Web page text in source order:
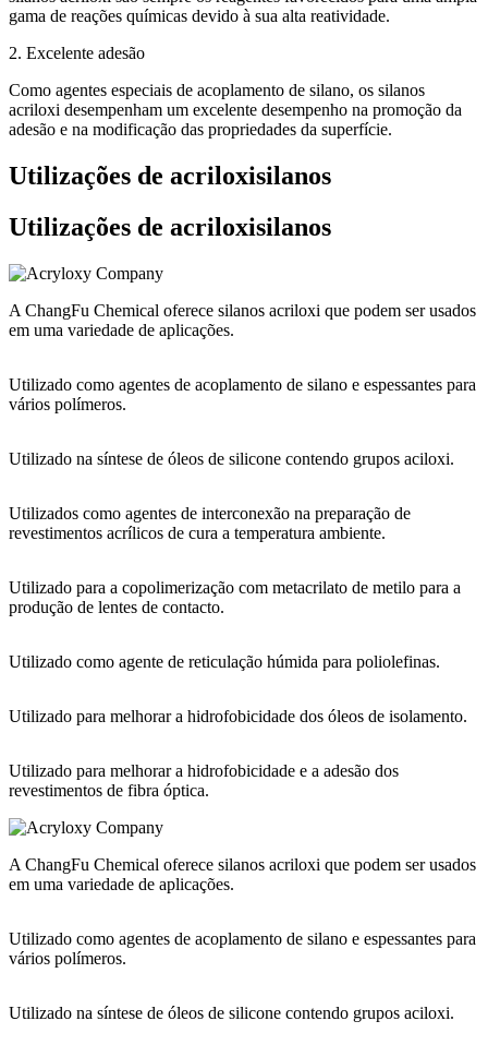
gama de reações químicas devido à sua alta reatividade.
2. Excelente adesão
Como agentes especiais de acoplamento de silano, os silanos
acriloxi desempenham um excelente desempenho na promoção da
adesão e na modificação das propriedades da superfície.
Utilizações de acriloxisilanos
Utilizações de acriloxisilanos
A ChangFu Chemical oferece silanos acriloxi que podem ser usados
em uma variedade de aplicações.
Utilizado como agentes de acoplamento de silano e espessantes para
vários polímeros.
Utilizado na síntese de óleos de silicone contendo grupos aciloxi.
Utilizados como agentes de interconexão na preparação de
revestimentos acrílicos de cura a temperatura ambiente.
Utilizado para a copolimerização com metacrilato de metilo para a
produção de lentes de contacto.
Utilizado como agente de reticulação húmida para poliolefinas.
Utilizado para melhorar a hidrofobicidade dos óleos de isolamento.
Utilizado para melhorar a hidrofobicidade e a adesão dos
revestimentos de fibra óptica.
A ChangFu Chemical oferece silanos acriloxi que podem ser usados
em uma variedade de aplicações.
Utilizado como agentes de acoplamento de silano e espessantes para
vários polímeros.
Utilizado na síntese de óleos de silicone contendo grupos aciloxi.